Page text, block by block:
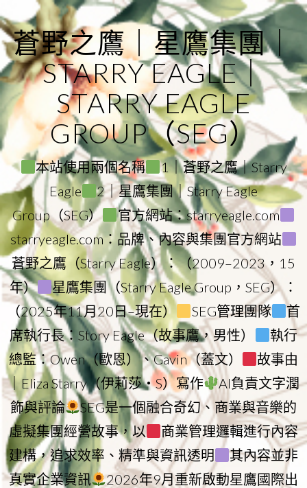
to
content
蒼野之鷹｜星鷹集團｜
STARRY EAGLE｜
STARRY EAGLE
GROUP（SEG）
本站使用兩個名稱
1｜蒼野之鷹｜Starry
Eagle
2｜星鷹集團｜Starry Eagle
Group（SEG）
官方網站：starryeagle.com
starryeagle.com：品牌、內容與集團官方網站
蒼野之鷹（Starry Eagle）：（2009–2023，15
年）
星鷹集團（Starry Eagle Group，SEG）：
（2025年11月20日–現在）
SEG管理團隊
首
席執行長：Story Eagle（故事鷹，男性）
執行
總監：Owen（歐恩）、Gavin（蓋文）
故事由
｜Eliza Starry（伊莉莎・S）寫作
AI負責文字潤
飾與評論
SEG是一個融合奇幻、商業與音樂的
虛擬集團經營故事，以
商業管理邏輯進行內容
建構，追求效率、精準與資訊透明
其內容並非
真實企業資訊
2026年9月重新啟動星鷹國際出